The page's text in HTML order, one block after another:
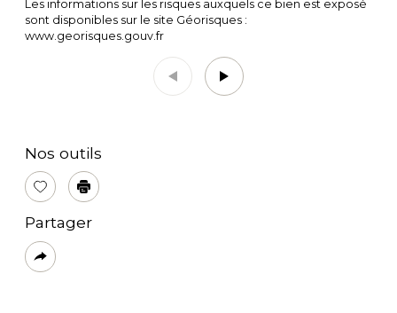
Les informations sur les risques auxquels ce bien est exposé
sont disponibles sur le site Géorisques :
www.georisques.gouv.fr
Nos outils
Sélectionner
Imprimer
Partager
Plus
de